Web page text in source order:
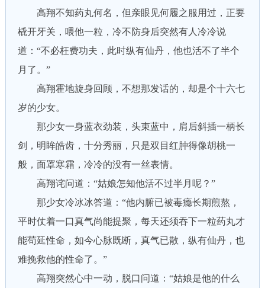
高翔不知药丸何名，但亲眼见何履之服用过，正要
橇开牙关，喂他一粒，冷不防身后突然有人冷冷说
道：“不必枉费功夫，此时纵有仙丹，他也活不了半个
月了。”
高翔霍地旋身回顾，不想那发话的，却是个十六七
岁的少女。
那少女一身蓝衣劲装，头束蓝中，肩后斜插一柄长
剑，明眸皓齿，十分秀丽，只是双目红肿得像胡桃一
般，面罩寒霜，冷冷的没有一丝表情。
高翔诧问道：“姑娘怎知他活不过半月呢？”
那少女冷冰冰答道：“他内腑已被毒瘾长期煎熬，
平时仗着一口真气尚能提聚，每天还须吞下一粒药丸才
能苟延性命，如今心脉既断，真气已散，纵有仙丹，也
难挽救他的性命了。”
高翔突然心中一动，脱口问道：“姑娘是他的什么